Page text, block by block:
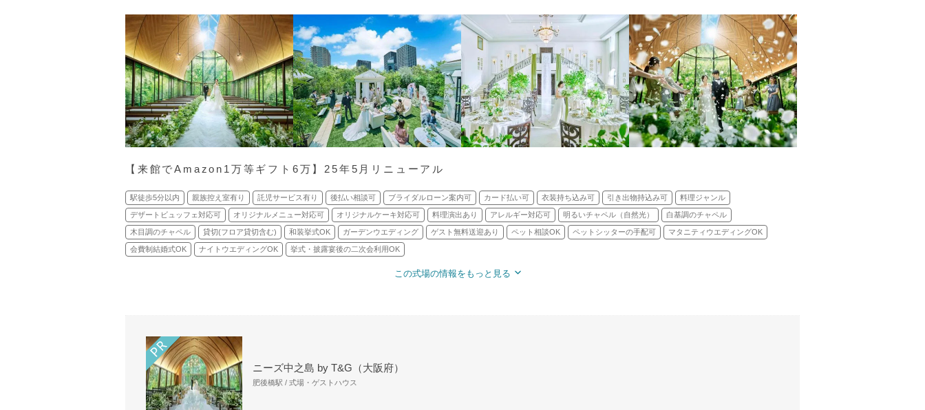
【来館でAmazon1万等ギフト6万】25年5月リニューアル
駅徒歩5分以内 親族控え室有り 託児サービス有り 後払い相談可 ブライダルローン案内可 カード払い可 衣装持ち込み可 引き出物持込み可 料理ジャンル
デザートビュッフェ対応可 オリジナルメニュー対応可 オリジナルケーキ対応可 料理演出あり アレルギー対応可 明るいチャペル（自然光） 白基調のチャペル
木目調のチャペル 貸切(フロア貸切含む) 和装挙式OK ガーデンウエディング ゲスト無料送迎あり ペット相談OK ペットシッターの手配可 マタニティウエディングOK
会費制結婚式OK ナイトウエディングOK 挙式・披露宴後の二次会利用OK
この式場の情報をもっと見る
ニーズ中之島 by T&G（大阪府）
肥後橋駅 / 式場・ゲストハウス